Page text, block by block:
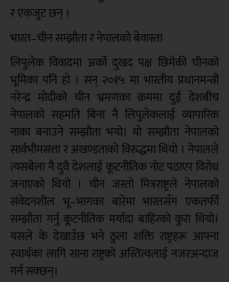
र एकजुट छन् ।
भारत–चीन सम्झौता र नेपालको बेवास्ता
लिपुलेक विवादमा अर्को दुखद पक्ष छिमेकी चीनको
भूमिका पनि हो । सन् २०१५ मा भारतीय प्रधानमन्त्री
नरेन्द्र मोदीको चीन भ्रमणका क्रममा दुई देशबीच
नेपालको सहमति बिना नै लिपुलेकलाई व्यापारिक
नाका बनाउने सम्झौता भयो। यो सम्झौता नेपालको
सार्वभौमसत्ता र अखण्डताको विरुद्धमा थियो । नेपालले
त्यसबेला नै दुवै देशलाई कूटनीतिक नोट पठाएर विरोध
जनाएको थियो । चीन जस्तो मित्रराष्ट्रले नेपालको
संवेदनशील भू–भागका बारेमा भारतसँग एकतर्फी
सम्झौता गर्नु कूटनीतिक मर्यादा बाहिरको कुरा थियो।
यसले के देखाउँछ भने ठुला शक्ति राष्ट्रहरू आफ्ना
स्वार्थका लागि साना राष्ट्रको अस्तित्वलाई नजरअन्दाज
गर्न सक्छन्।